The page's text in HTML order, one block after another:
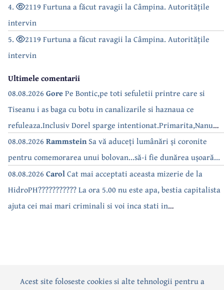
4.
2119 Furtuna a făcut ravagii la Câmpina. Autoritățile
intervin
5.
2119 Furtuna a făcut ravagii la Câmpina. Autoritățile
intervin
Ultimele comentarii
08.08.2026 GorePe Bontic,pe toti sefuletii printre care si
Tiseanu i as baga cu botu in canalizarile si haznaua ce
refuleaza.Inclusiv Dorel sparge intentionat.Primarita,Nanu
bea apa de la robinet.Asta as intreba o si pe Izabel Mitrea
08.08.2026 RammsteinSa vă aduceți lumânări și coronite
pentru comemorarea unui bolovan...să-i fie dunărea ușoară...
08.08.2026 CarolCat mai acceptati aceasta mizerie de la
HidroPH??????????? La ora 5.00 nu este apa, bestia capitalista
ajuta cei mai mari criminali si voi inca stati in
Acest site foloseste cookies si alte tehnologii pentru a